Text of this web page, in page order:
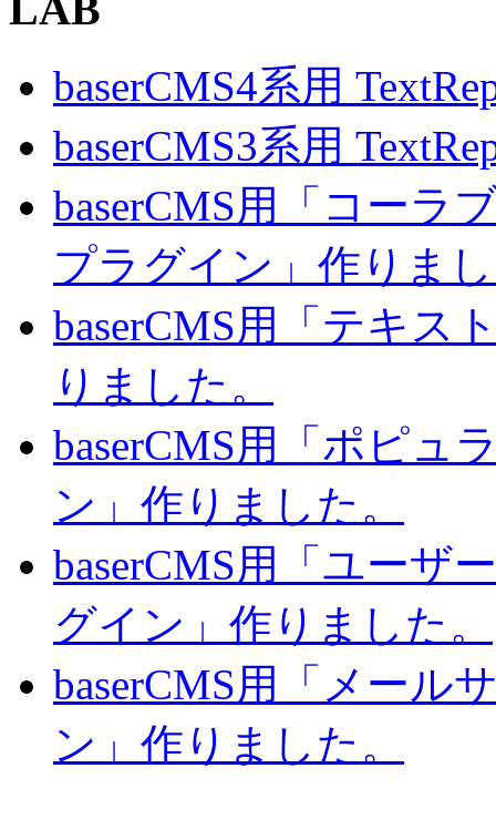
baserCMS4系用
baserCMS3系用
baserCMS用「コーラ
プラグイン」作りま
baserCMS用「テキス
りました。
baserCMS用「ポピュ
ン」作りました。
baserCMS用「ユーザ
グイン」作りました。
baserCMS用「メール
ン」作りました。